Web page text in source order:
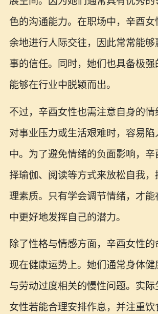
色的沟通能力。在职场中，辛酉女
余地进行人际交往，因此常常能够
事的信任。同时，她们也具备极强
能够在行业中脱颖而出。
不过，辛酉女性也需注意自身的情
对事业压力或生活艰难时，容易陷
中。为了避免情绪的负面影响，
择瑜伽、阅读等方式来放松自我，
理素质。只有学会调节情绪，才能
中更好地发挥自己的潜力。
除了性格与情感方面，辛酉女性
现在健康运势上。她们通常身体
与劳动过度相关的慢性问题。实际
女性若能合理安排作息，并注重